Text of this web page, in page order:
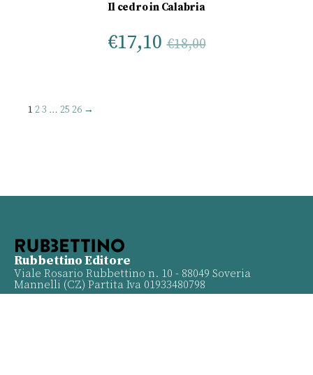
Il cedro in Calabria
€17,10 €18,00
1 23 … 25 26 →
Rubbettino Editore
Viale Rosario Rubbettino n. 10 - 88049 Soveria
Mannelli (CZ) Partita Iva 01933480798